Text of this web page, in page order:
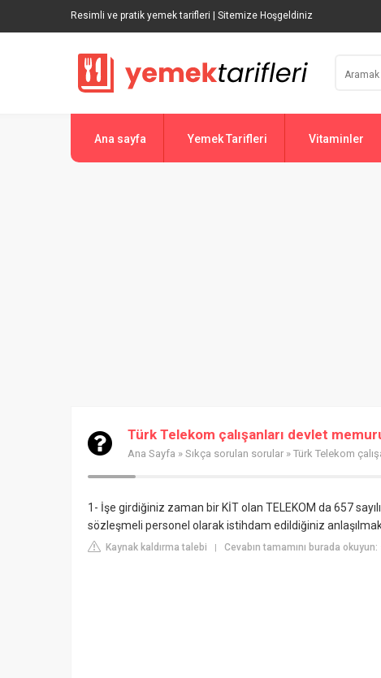
Resimli ve pratik yemek tarifleri | Sitemize Hoşgeldiniz
Ana sayfa Yemek Tarifleri Vitaminler
Türk Telekom çalışanları devlet
Ana Sayfa » Sıkça sorulan sorular » Türk Telekom
1- İşe girdiğiniz zaman bir KİT olan TELEKOM da 657
sözleşmeli personel olarak istihdam edildiğiniz
Kaynak kaldırma talebi | Cevabın tamamını burada